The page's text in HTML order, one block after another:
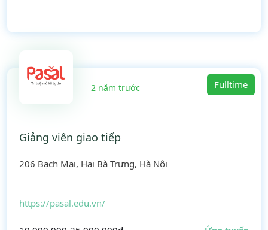
2 năm trước Fulltime
Giảng viên giao tiếp
206 Bạch Mai, Hai Bà Trưng, Hà Nội
https://pasal.edu.vn/